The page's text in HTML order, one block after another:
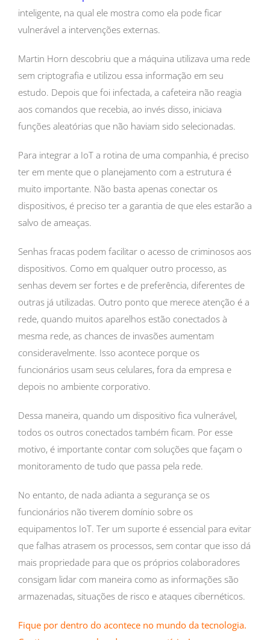
inteligente, na qual ele mostra como ela pode ficar
vulnerável a intervenções externas.
Martin Horn descobriu que a máquina utilizava uma rede
sem criptografia e utilizou essa informação em seu
estudo. Depois que foi infectada, a cafeteira não reagia
aos comandos que recebia, ao invés disso, iniciava
funções aleatórias que não haviam sido selecionadas.
Para integrar a IoT a rotina de uma companhia, é preciso
ter em mente que o planejamento com a estrutura é
muito importante. Não basta apenas conectar os
dispositivos, é preciso ter a garantia de que eles estarão a
salvo de ameaças.
Senhas fracas podem facilitar o acesso de criminosos aos
dispositivos. Como em qualquer outro processo, as
senhas devem ser fortes e de preferência, diferentes de
outras já utilizadas. Outro ponto que merece atenção é a
rede, quando muitos aparelhos estão conectados à
mesma rede, as chances de invasões aumentam
consideravelmente. Isso acontece porque os
funcionários usam seus celulares, fora da empresa e
depois no ambiente corporativo.
Dessa maneira, quando um dispositivo fica vulnerável,
todos os outros conectados também ficam. Por esse
motivo, é importante contar com soluções que façam o
monitoramento de tudo que passa pela rede.
No entanto, de nada adianta a segurança se os
funcionários não tiverem domínio sobre os
equipamentos IoT. Ter um suporte é essencial para evitar
que falhas atrasem os processos, sem contar que isso dá
mais propriedade para que os próprios colaboradores
consigam lidar com maneira como as informações são
armazenadas, situações de risco e ataques cibernéticos.
Fique por dentro do acontece no mundo da tecnologia.